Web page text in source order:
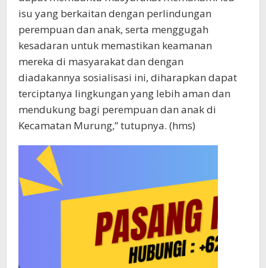
isu yang berkaitan dengan perlindungan
perempuan dan anak, serta menggugah
kesadaran untuk memastikan keamanan
mereka di masyarakat dan dengan
diadakannya sosialisasi ini, diharapkan dapat
terciptanya lingkungan yang lebih aman dan
mendukung bagi perempuan dan anak di
Kecamatan Murung,” tutupnya. (hms)